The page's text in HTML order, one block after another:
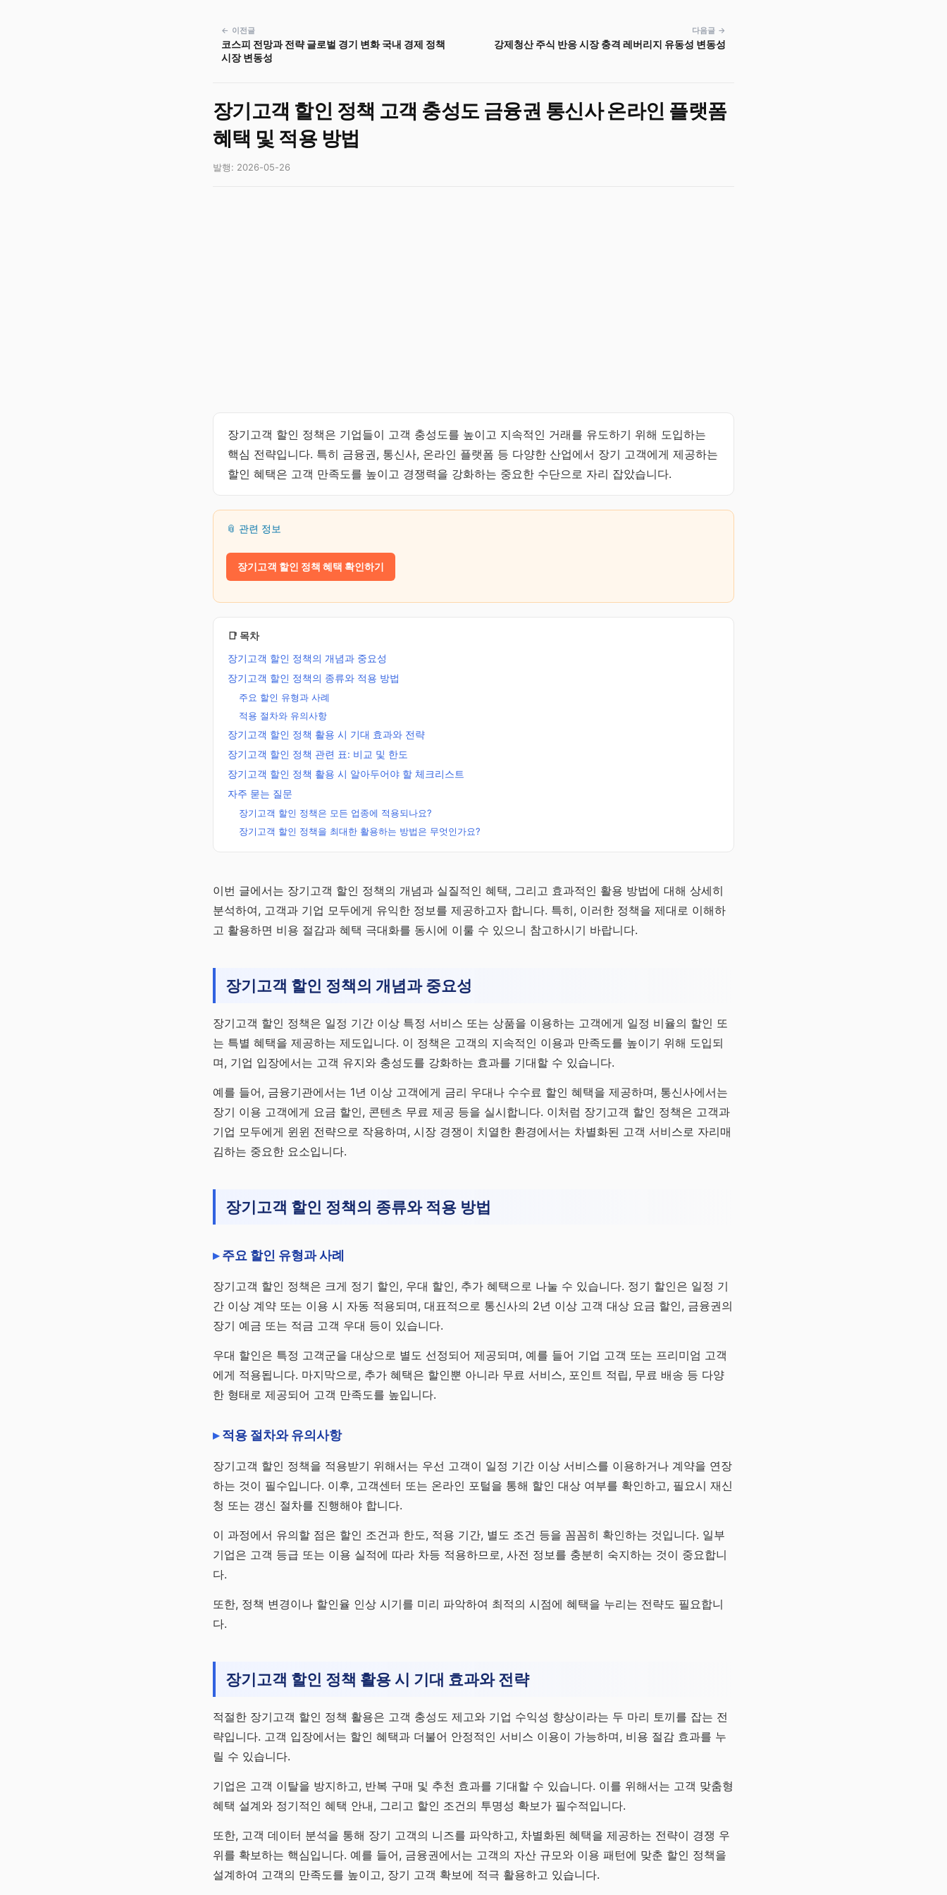
← 이전글
코스피 전망과 전략 글로벌 경기 변화 국내 경제 정책
시장 변동성
다음글 →
강제청산 주식 반응 시장 충격 레버리지 유동성 변동성
장기고객 할인 정책 고객 충성도 금융권 통신사 온라인 플랫폼
혜택 및 적용 방법
발행: 2026-05-26
장기고객 할인 정책은 기업들이 고객 충성도를 높이고 지속적인 거래를 유도하기 위해 도입하는
핵심 전략입니다. 특히 금융권, 통신사, 온라인 플랫폼 등 다양한 산업에서 장기 고객에게 제공하는
할인 혜택은 고객 만족도를 높이고 경쟁력을 강화하는 중요한 수단으로 자리 잡았습니다.
📎 관련 정보
장기고객 할인 정책 혜택 확인하기
📑 목차
장기고객 할인 정책의 개념과 중요성
장기고객 할인 정책의 종류와 적용 방법
주요 할인 유형과 사례
적용 절차와 유의사항
장기고객 할인 정책 활용 시 기대 효과와 전략
장기고객 할인 정책 관련 표: 비교 및 한도
장기고객 할인 정책 활용 시 알아두어야 할 체크리스트
자주 묻는 질문
장기고객 할인 정책은 모든 업종에 적용되나요?
장기고객 할인 정책을 최대한 활용하는 방법은 무엇인가요?
노후준비 연금전략
국민·퇴직·개인·주택연금으
로 만드는 평생 월급 전략
이번 글에서는 장기고객 할인 정책의 개념과 실질적인 혜택, 그리고 효과적인 활용 방법에 대해 상세히
분석하여, 고객과 기업 모두에게 유익한 정보를 제공하고자 합니다. 특히, 이러한 정책을 제대로 이해하
고 활용하면 비용 절감과 혜택 극대화를 동시에 이룰 수 있으니 참고하시기 바랍니다.
장기고객 할인 정책의 개념과 중요성
장기고객 할인 정책은 일정 기간 이상 특정 서비스 또는 상품을 이용하는 고객에게 일정 비율의 할인 또
는 특별 혜택을 제공하는 제도입니다. 이 정책은 고객의 지속적인 이용과 만족도를 높이기 위해 도입되
며, 기업 입장에서는 고객 유지와 충성도를 강화하는 효과를 기대할 수 있습니다.
예를 들어, 금융기관에서는 1년 이상 고객에게 금리 우대나 수수료 할인 혜택을 제공하며, 통신사에서는
장기 이용 고객에게 요금 할인, 콘텐츠 무료 제공 등을 실시합니다. 이처럼 장기고객 할인 정책은 고객과
기업 모두에게 윈윈 전략으로 작용하며, 시장 경쟁이 치열한 환경에서는 차별화된 고객 서비스로 자리매
김하는 중요한 요소입니다.
장기고객 할인 정책의 종류와 적용 방법
주요 할인 유형과 사례
장기고객 할인 정책은 크게 정기 할인, 우대 할인, 추가 혜택으로 나눌 수 있습니다. 정기 할인은 일정 기
간 이상 계약 또는 이용 시 자동 적용되며, 대표적으로 통신사의 2년 이상 고객 대상 요금 할인, 금융권의
장기 예금 또는 적금 고객 우대 등이 있습니다.
우대 할인은 특정 고객군을 대상으로 별도 선정되어 제공되며, 예를 들어 기업 고객 또는 프리미엄 고객
에게 적용됩니다. 마지막으로, 추가 혜택은 할인뿐 아니라 무료 서비스, 포인트 적립, 무료 배송 등 다양
한 형태로 제공되어 고객 만족도를 높입니다.
적용 절차와 유의사항
장기고객 할인 정책을 적용받기 위해서는 우선 고객이 일정 기간 이상 서비스를 이용하거나 계약을 연장
하는 것이 필수입니다. 이후, 고객센터 또는 온라인 포털을 통해 할인 대상 여부를 확인하고, 필요시 재신
청 또는 갱신 절차를 진행해야 합니다.
이 과정에서 유의할 점은 할인 조건과 한도, 적용 기간, 별도 조건 등을 꼼꼼히 확인하는 것입니다. 일부
기업은 고객 등급 또는 이용 실적에 따라 차등 적용하므로, 사전 정보를 충분히 숙지하는 것이 중요합니
다.
또한, 정책 변경이나 할인율 인상 시기를 미리 파악하여 최적의 시점에 혜택을 누리는 전략도 필요합니
다.
장기고객 할인 정책 활용 시 기대 효과와 전략
적절한 장기고객 할인 정책 활용은 고객 충성도 제고와 기업 수익성 향상이라는 두 마리 토끼를 잡는 전
략입니다. 고객 입장에서는 할인 혜택과 더불어 안정적인 서비스 이용이 가능하며, 비용 절감 효과를 누
릴 수 있습니다.
기업은 고객 이탈을 방지하고, 반복 구매 및 추천 효과를 기대할 수 있습니다. 이를 위해서는 고객 맞춤형
혜택 설계와 정기적인 혜택 안내, 그리고 할인 조건의 투명성 확보가 필수적입니다.
또한, 고객 데이터 분석을 통해 장기 고객의 니즈를 파악하고, 차별화된 혜택을 제공하는 전략이 경쟁 우
위를 확보하는 핵심입니다. 예를 들어, 금융권에서는 고객의 자산 규모와 이용 패턴에 맞춘 할인 정책을
설계하여 고객의 만족도를 높이고, 장기 고객 확보에 적극 활용하고 있습니다.